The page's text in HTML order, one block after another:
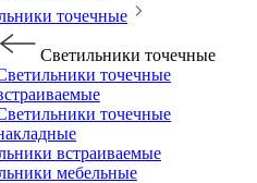
точечные
Светильники точечные
точечные
точечные
встраиваемые
мебельные